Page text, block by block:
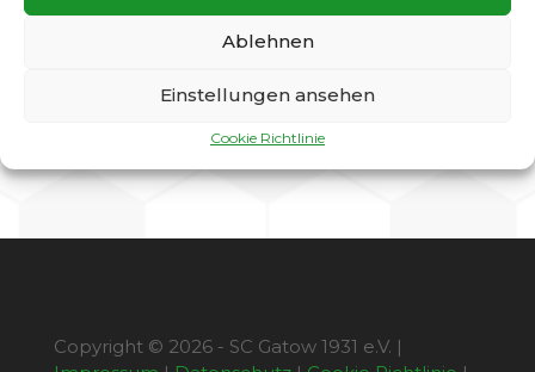
Ablehnen
Einstellungen ansehen
Cookie Richtlinie
Torerfolg, der Ball landete aber nur am oder
zum bitteren Ende gekämpft.
SC Gatow vs. SF Johannisthal 0:5 (0:2)
Copyright © 2026 - SC Gatow 1931 e.V. |